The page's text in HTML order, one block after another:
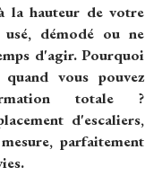
la hauteur de votre
démodé ou ne
d'agir. Pourquoi
vous pouvez
totale ?
d'escaliers,
parfaitement